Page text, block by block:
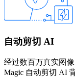
自动剪切 AI
经过数百万真实图
Magic 自动剪切 AI